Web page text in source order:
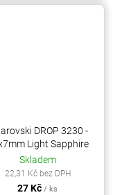
DROP 3230 -
12x7mm Light Sapphire
Skladem
22,31 Kč bez DPH
27 Kč / ks